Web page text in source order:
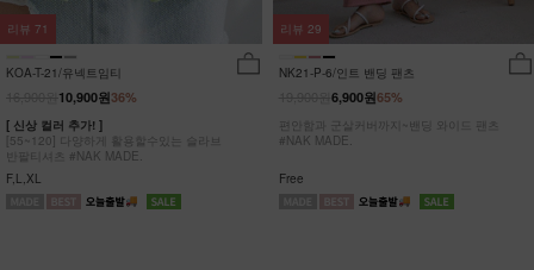
KOA-T-21/유넥트임티
36%
10,900원
[ 신상 컬러 추가! ]
[55~120] 다양하게 활용할수있는 슬라브
반팔티셔츠 #NAK MADE.
F,L,XL
리뷰 71
NK21-P-6/인트 밴딩 팬츠
65%
6,900원
편안함과 군살커버까지~밴딩 와이드 팬츠
#NAK MADE.
Free
리뷰 29